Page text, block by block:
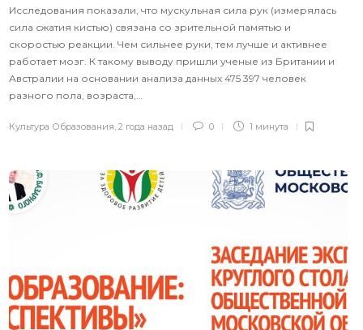
Исследования показали, что мускульная сила рук (измерялась
сила сжатия кистью) связана со зрительной памятью и
скоростью реакции. Чем сильнее руки, тем лучше и активнее
работает мозг. К такому выводу пришли ученые из Британии и
Австралии на основании анализа данных 475 397 человек
разного пола, возраста,…
Культура Образования, 2 года назад 0 1 минута